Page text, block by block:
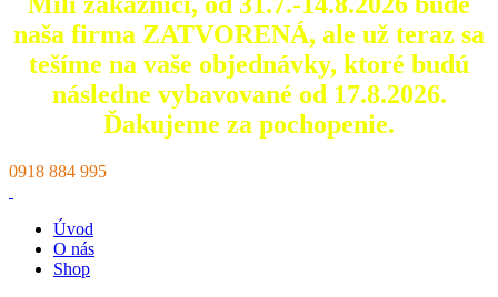
naša firma ZATVORENÁ, ale už teraz sa
tešíme na vaše objednávky, ktoré budú
následne vybavované od 17.8.2026.
Ďakujeme za pochopenie.
0918 884 995
Úvod
O nás
Shop